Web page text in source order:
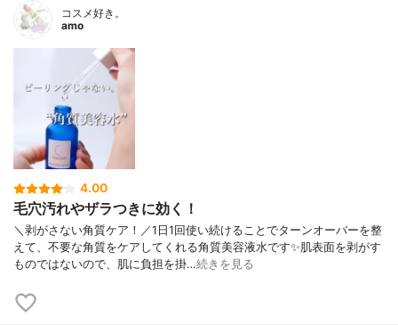
コスメ好き。
amo
4.00
毛穴汚れやザラつきに効く！
＼剥がさない角質ケア！／1日1回使い続けることでターンオーバーを整
えて、不要な角質をケアしてくれる角質美容液水です✨肌表面を剥がす
ものではないので、肌に負担を掛…続きを見る